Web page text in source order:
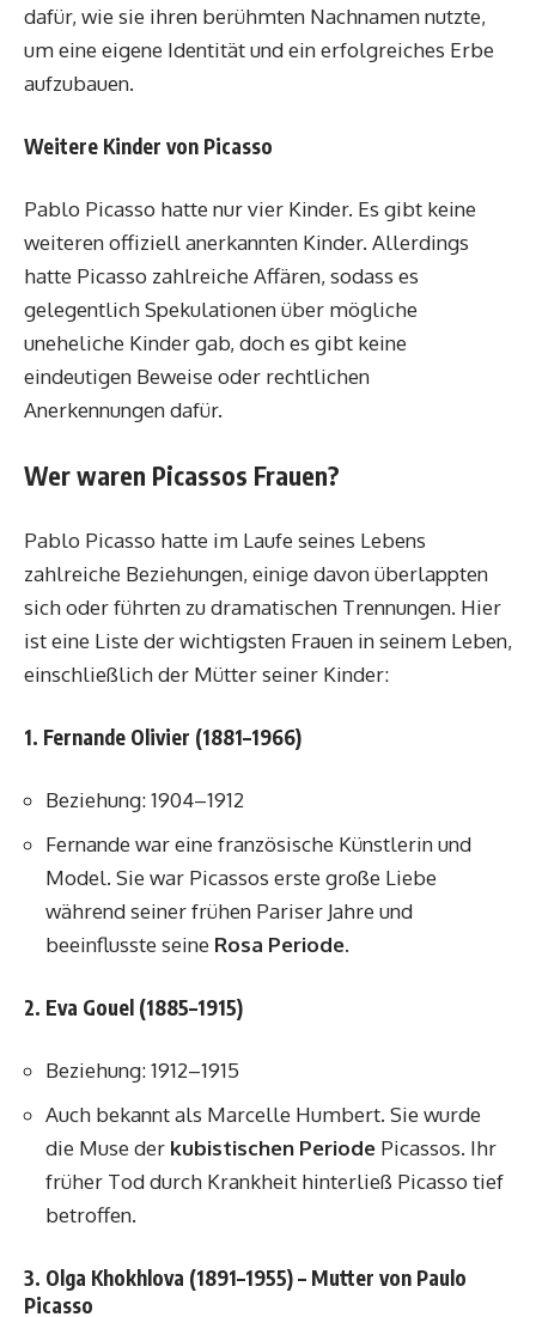
dafür, wie sie ihren berühmten Nachnamen nutzte,
um eine eigene Identität und ein erfolgreiches Erbe
aufzubauen.
Weitere Kinder von Picasso
Pablo Picasso hatte nur vier Kinder. Es gibt keine
weiteren offiziell anerkannten Kinder. Allerdings
hatte Picasso zahlreiche Affären, sodass es
gelegentlich Spekulationen über mögliche
uneheliche Kinder gab, doch es gibt keine
eindeutigen Beweise oder rechtlichen
Anerkennungen dafür.
Wer waren Picassos Frauen?
Pablo Picasso hatte im Laufe seines Lebens
zahlreiche Beziehungen, einige davon überlappten
sich oder führten zu dramatischen Trennungen. Hier
ist eine Liste der wichtigsten Frauen in seinem Leben,
einschließlich der Mütter seiner Kinder:
1. Fernande Olivier (1881–1966)
Beziehung: 1904–1912
Fernande war eine französische Künstlerin und
Model. Sie war Picassos erste große Liebe
während seiner frühen Pariser Jahre und
beeinflusste seine Rosa Periode.
2. Eva Gouel (1885–1915)
Beziehung: 1912–1915
Auch bekannt als Marcelle Humbert. Sie wurde
die Muse der kubistischen Periode Picassos. Ihr
früher Tod durch Krankheit hinterließ Picasso tief
betroffen.
3. Olga Khokhlova (1891–1955) – Mutter von Paulo
Picasso